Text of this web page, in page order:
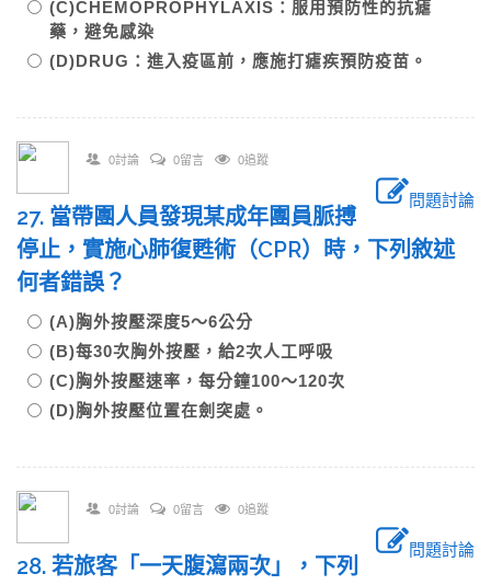
(C)CHEMOPROPHYLAXIS：服用預防性的抗瘧
藥，避免感染
(D)DRUG：進入疫區前，應施打瘧疾預防疫苗。
0討論 0留言 0追蹤
問題討論
27. 當帶團人員發現某成年團員脈搏
停止，實施心肺復甦術（CPR）時，下列敘述
何者錯誤？
(A)胸外按壓深度5～6公分
(B)每30次胸外按壓，給2次人工呼吸
(C)胸外按壓速率，每分鐘100～120次
(D)胸外按壓位置在劍突處。
0討論 0留言 0追蹤
問題討論
28. 若旅客「一天腹瀉兩次」，下列